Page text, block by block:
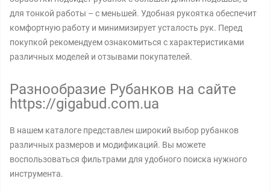
для тонкой работы – с меньшей. Удобная рукоятка обеспечит
комфортную работу и минимизирует усталость рук. Перед
покупкой рекомендуем ознакомиться с характеристиками
различных моделей и отзывами покупателей.
Разнообразие Рубанков на сайте
https://gigabud.com.ua
В нашем каталоге представлен широкий выбор рубанков
различных размеров и модификаций. Вы можете
воспользоваться фильтрами для удобного поиска нужного
инструмента.